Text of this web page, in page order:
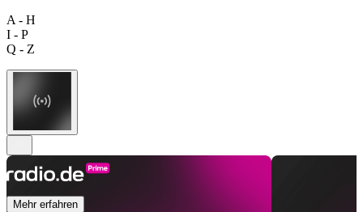
A - H
I - P
Q - Z
Mehr erfahren